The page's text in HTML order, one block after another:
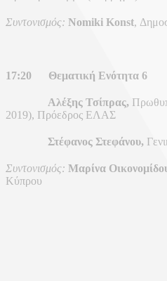
Συντονισμός: Nomiki Konst,
17:20 Θεματική Ενότητα 6
Αλέξης Τσίπρας,
2019), Πρόεδρος ΕΛΑΣ
Στέφανος Στεφάνου,
Συντονισμός: Μαρίνα
Κύπρου